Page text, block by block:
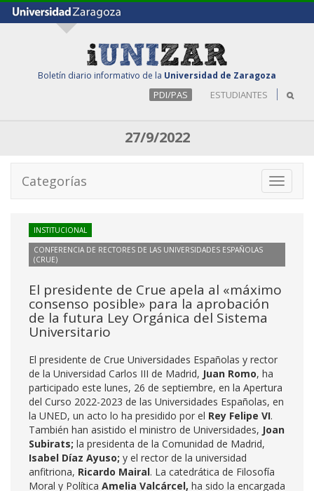
Boletín diario informativo de la Universidad de Zaragoza
PDI/PAS ESTUDIANTES
27/9/2022
Toggle
Categorías
INSTITUCIONAL
CONFERENCIA DE RECTORES DE LAS UNIVERSIDADES ESPAÑOLAS
(CRUE)
El presidente de Crue apela al «máximo
consenso posible» para la aprobación
de la futura Ley Orgánica del Sistema
Universitario
El presidente de Crue Universidades Españolas y rector
de la Universidad Carlos III de Madrid, Juan Romo, ha
participado este lunes, 26 de septiembre, en la Apertura
del Curso 2022-2023 de las Universidades Españolas, en
la UNED, un acto lo ha presidido por el Rey Felipe VI.
También han asistido el ministro de Universidades, Joan
Subirats; la presidenta de la Comunidad de Madrid,
Isabel Díaz Ayuso; y el rector de la universidad
anfitriona, Ricardo Mairal. La catedrática de Filosofía
Moral y Política Amelia Valcárcel, ha sido la encargada